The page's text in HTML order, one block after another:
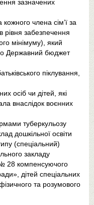
зазначених
члена сім’ї за
рівня забезпечення
мінімуму), який
Державний бюджет
піклування,
осіб чи дітей, які
внаслідок воєнних
туберкульозу
дошкільної освіти
(спеціальний)
закладу
№ 28 компенсуючого
дітей спеціальних
та розумового